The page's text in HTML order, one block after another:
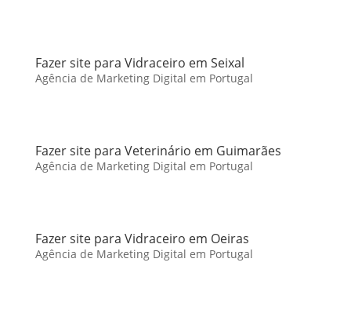
Fazer site para Vidraceiro em Seixal
Agência de Marketing Digital em Portugal
Fazer site para Veterinário em Guimarães
Agência de Marketing Digital em Portugal
Fazer site para Vidraceiro em Oeiras
Agência de Marketing Digital em Portugal